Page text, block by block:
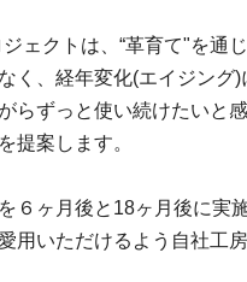
ェクトは、“革育て"を通
く、経年変化(エイジング)
らずっと使い続けたいと
提案します。
６ヶ月後と18ヶ月後に実
用いただけるよう自社工